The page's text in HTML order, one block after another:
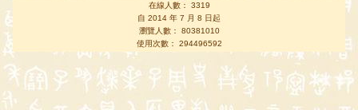
在線人數： 3319
自 2014 年 7 月 8 日起
瀏覽人數： 80381010
使用次數： 294496592